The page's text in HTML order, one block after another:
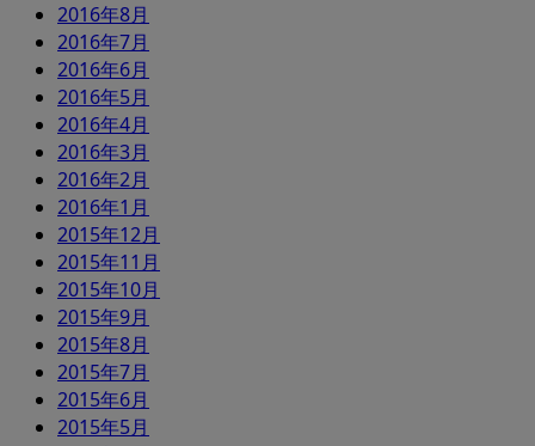
2016年8月
2016年7月
2016年6月
2016年5月
2016年4月
2016年3月
2016年2月
2016年1月
2015年12月
2015年11月
2015年10月
2015年9月
2015年8月
2015年7月
2015年6月
2015年5月